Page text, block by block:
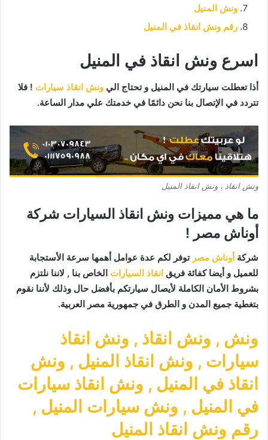
ونش المنيل
رقم ونش انقاذ في المنيل
اسرع ونش انقاذ في المنيل
أذا تعطلت سيارتك في المنيل و تحتاج الي ونش انقاذ سيارات ! فلا
تتردد في الإتصال بنا نحن دائمًا في خدمتك علي مدار الساعة.
ونش انقاذ ، ونش انقاذ المنيل
ما هي مميزات ونش انقاذ السيارات شركة
أوناش مصر !
شركة أوناش مصر توفر لكم عدة عوامل أهمها سرعة الأستجابة
للعميل و أيضا كفائة فريق انقاذ السيارات الخاص بنا , لاننا نلتزم
بشروط الأمان الكاملة لأيصال سيارتكم بأفضل حال وذلك لأننا نقوم
بتغطية جميع المدن و الطرق في جمهورية مصر العربية.
ونش , ونش انقاذ , ونش انقاذ
سيارات , ونش انقاذ المنيل , ونش
انقاذ في المنيل , ونش انقاذ سيارات
في المنيل , ونش سيارات المنيل ,
رقم ونش انقاذ المنيل